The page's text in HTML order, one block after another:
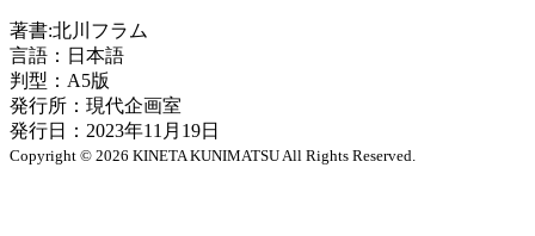
著書:北川フラム
言語：日本語
判型：A5版
発行所：現代企画室
発行日：2023年11月19日
Copyright © 2026 KINETA KUNIMATSU All Rights Reserved.